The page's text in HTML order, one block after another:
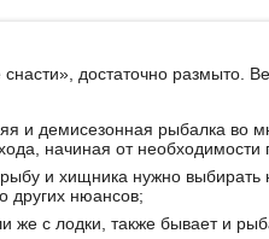
достаточно размыто.
и демисезонная рыбалка во
начиная от
и хищника нужно выбирать
других нюансов;
же с лодки, также бывает и